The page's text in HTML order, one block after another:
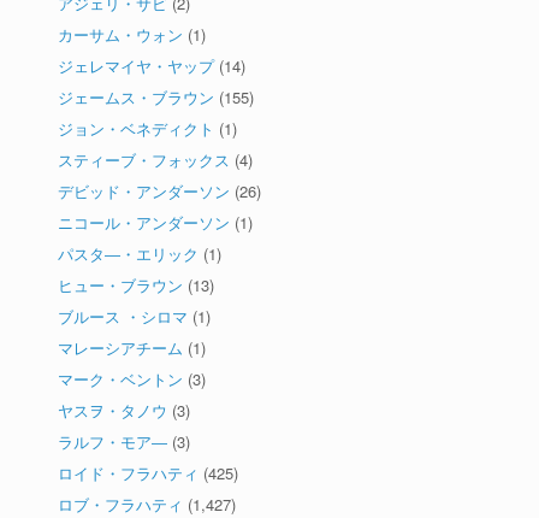
カーサム・ウォン (1)
ジェレマイヤ・ヤップ(14)
ジェームス・ブラウン (155)
ジョン・ベネディクト (1)
スティーブ・フォックス (4)
デビッド・アンダーソン (26)
ニコール・アンダーソン (1)
パスタ―・エリック (1)
ヒュー・ブラウン (13)
ブルース ・シロマ (1)
マレーシアチーム (1)
マーク・ベントン (3)
ヤスヲ・タノウ (3)
ラルフ・モア― (3)
ロイド・フラハティ (425)
ロブ・フラハティ (1,427)